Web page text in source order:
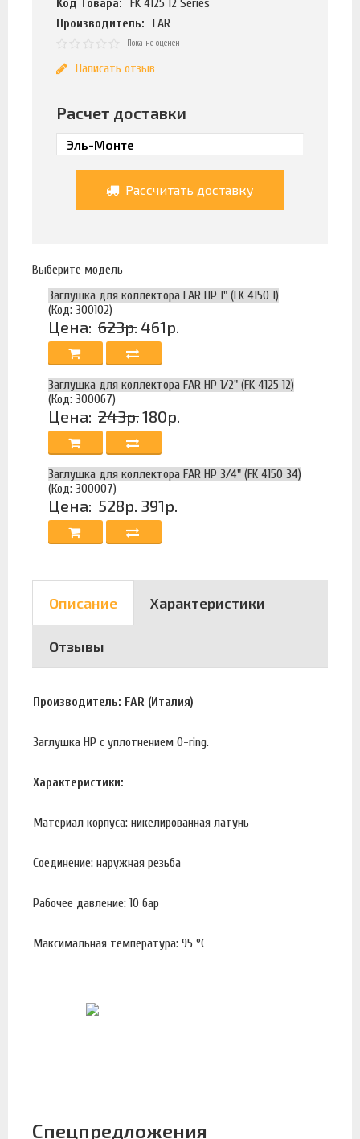
Производитель:
FAR
Пока не оценен
Написать отзыв
Расчет доставки
Рассчитать доставку
Выберите модель
Заглушка для коллектора FAR НР 1" (FK 4150 1)
(Код: 300102)
Цена: 623р. 461р.
Заглушка для коллектора FAR НР 1/2" (FK 4125 12)
(Код: 300067)
Цена: 243р.180р.
Заглушка для коллектора FAR НР 3/4" (FK 4150 34)
(Код: 300007)
Цена: 528р. 391р.
Описание Характеристики
Отзывы
Производитель: FAR (Италия)
Заглушка НР с уплотнением O-ring.
Характеристики:
Материал корпуса: никелированная латунь
Соединение: наружная резьба
Рабочее давление: 10 бар
Максимальная температура: 95 °С
Спецпредложения